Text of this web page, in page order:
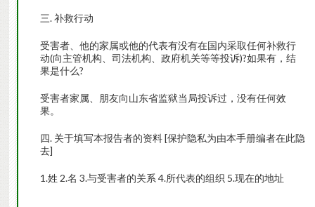
三. 补救行动
受害者、他的家属或他的代表有没有在国内采取任何补救行
动(向主管机构、司法机构、政府机关等等投诉)?如果有，结
果是什么?
受害者家属、朋友向山东省监狱当局投诉过，没有任何效
果。
四. 关于填写本报告者的资料 [保护隐私为由本手册编者在此隐
去]
1.姓 2.名 3.与受害者的关系 4.所代表的组织 5.现在的地址